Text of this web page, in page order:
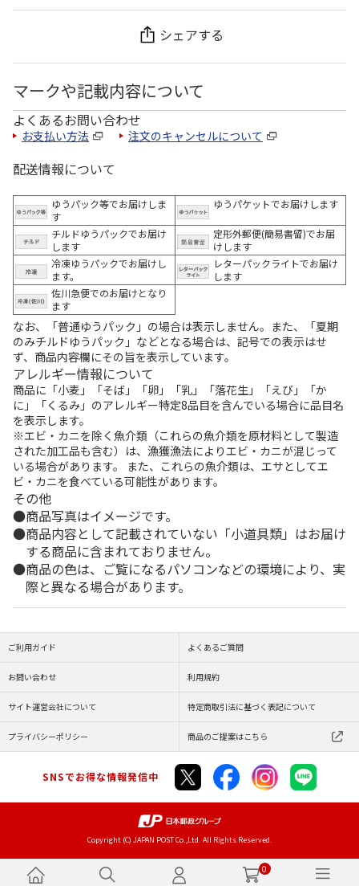
0
シェアする
マークや記載内容について
よくあるお問い合わせ
お支払い方法 注文のキャンセルについて
配送情報について
ゆうパック等でお届けしま
す
ゆうパケットでお届けします
チルドゆうパックでお届け
します
定形外郵便(簡易書留)でお届
けします
冷凍ゆうパックでお届けし
ます。
レターパックライトでお届け
します
佐川急便でのお届けとなり
ます
なお、「普通ゆうパック」の場合は表示しません。また、「夏期
のみチルドゆうパック」などとなる場合は、記号での表示はせ
ず、商品内容欄にその旨を表示しています。
アレルギー情報について
商品に「小麦」「そば」「卵」「乳」「落花生」「えび」「か
に」「くるみ」のアレルギー特定8品目を含んでいる場合に品目名
を表示します。
※エビ・カニを除く魚介類（これらの魚介類を原材料として製造
された加工品も含む）は、漁獲漁法によりエビ・カニが混じって
いる場合があります。 また、これらの魚介類は、エサとしてエ
ビ・カニを食べている可能性があります。
その他
商品写真はイメージです。
商品内容として記載されていない「小道具類」はお届け
する商品に含まれておりません。
商品の色は、ご覧になるパソコンなどの環境により、実
際と異なる場合があります。
ご利用ガイド よくあるご質問
お問い合わせ 利用規約
サイト運営会社について 特定商取引法に基づく表記について
プライバシーポリシー 商品のご提案はこちら
SNSでお得な情報発信中
Copyright (C) JAPAN POST Co.,Ltd. All Rights Reserved.